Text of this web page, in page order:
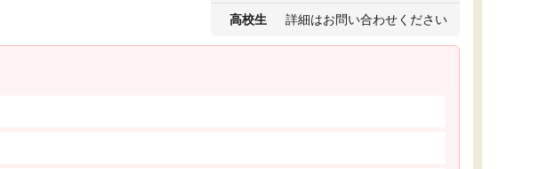
高校生 詳細はお問い合わせください